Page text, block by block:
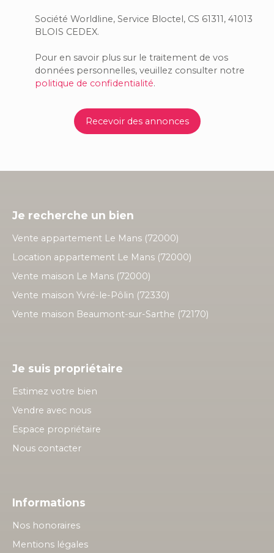
Société Worldline, Service Bloctel, CS 61311, 41013
BLOIS CEDEX.
Pour en savoir plus sur le traitement de vos
données personnelles, veuillez consulter notre
politique de confidentialité.
Recevoir des annonces
Je recherche un bien
Vente appartement Le Mans (72000)
Location appartement Le Mans (72000)
Vente maison Le Mans (72000)
Vente maison Yvré-le-Pôlin (72330)
Vente maison Beaumont-sur-Sarthe (72170)
Je suis propriétaire
Estimez votre bien
Vendre avec nous
Espace propriétaire
Nous contacter
Informations
Nos honoraires
Mentions légales